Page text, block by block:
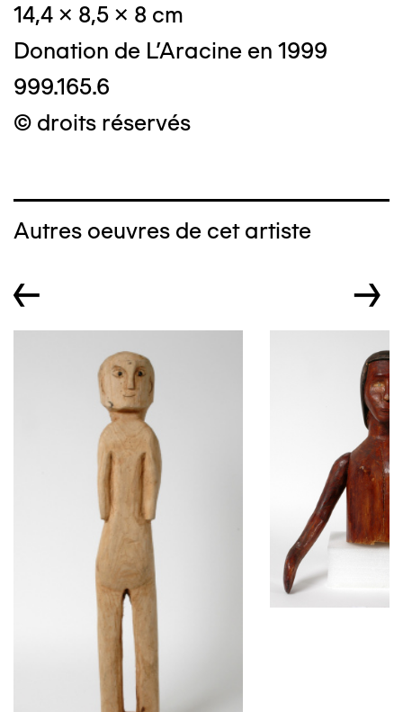
14,4 x 8,5 x 8 cm
Donation de L'Aracine en 1999
999.165.6
© droits réservés
Autres oeuvres de cet artiste
← →